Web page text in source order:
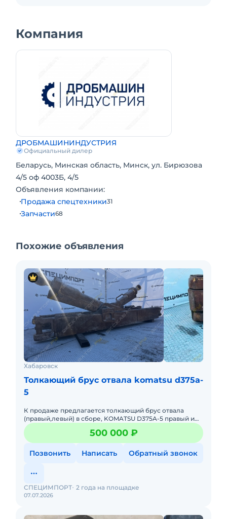
система котировок. Узнайте подробности при
заказе — цена вас приятно удивит!
условиях производителя.
Запчасти оригинальные. Новые запчасти.
Компания
ДРОБМАШИНИНДУСТРИЯ
Официальный дилер
Беларусь, Минская область, Минск, ул. Бирюзова
4/5 оф 4003Б, 4/5
Объявления компании:
Продажа спецтехники31
Запчасти68
Похожие объявления
Хабаровск
Толкающий брус отвала komatsu d375a-
5
К продаже предлагается толкающий брус отвала
(правый,левый) в сборе, KOMATSU D375A-5 правый и
левый в сборе в отличном состоянии, снят с рабочей
машины(не экспл
500 000 ₽
Позвонить Написать Обратный звонок
07.07.2026
СПЕЦИМПОРТ 2 года на площадке